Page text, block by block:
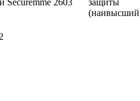
Securemme 2603
защиты